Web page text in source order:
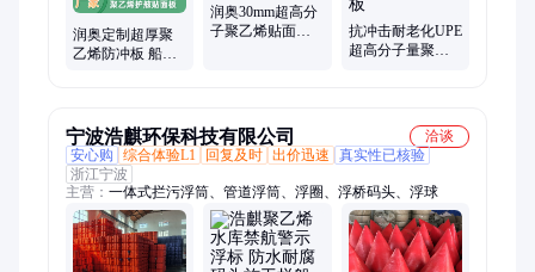
PP焊接水箱
润奥定制超厚聚
乙烯防冲板 船体
润奥30mm超高分
子聚乙烯贴面板
抗冲击耐老化UPE
超高分子量聚乙
宁波浩麒环保科技有限公司
洽谈
安心购
综合体验L1 回复及时 出价迅速
真实性已核验
浙江宁波
主营： 一体式拦污浮筒、管道浮筒、浮圈、浮桥码头、浮球